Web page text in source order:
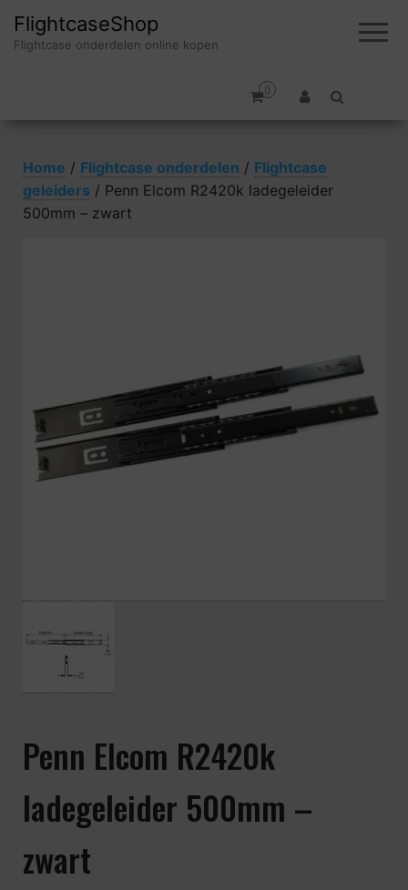
FlightcaseShop
Flightcase onderdelen online kopen
0
Home / Flightcase onderdelen / Flightcase
geleiders / Penn Elcom R2420k ladegeleider
500mm – zwart
Penn Elcom R2420k
ladegeleider 500mm –
zwart